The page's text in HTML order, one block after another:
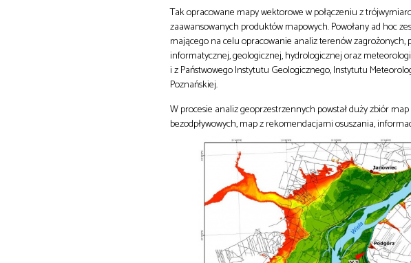
Tak opracowane mapy wektorowe w połączeniu z
zaawansowanych produktów mapowych. Powołany ad hoc
mającego na celu opracowanie analiz terenów
informatycznej, geologicznej, hydrologicznej oraz
i z Państwowego Instytutu Geologicznego, Instytutu
Poznańskiej.
W procesie analiz geoprzestrzennych powstał duży zbiór
bezodpływowych, map z rekomendacjami osuszania,